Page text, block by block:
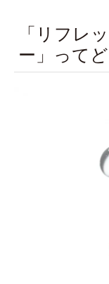
「リフレ
ー」って